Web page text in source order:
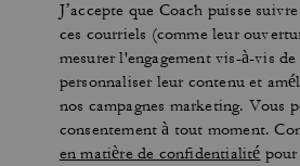
J’accepte que Coach puisse
ces courriels (comme leur
mesurer l'engagement vis-à-vis
personnaliser leur contenu et
nos campagnes marketing. Vous
consentement à tout moment.
en matière de confidentialité